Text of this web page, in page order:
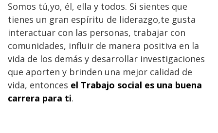
Somos tú,yo, él, ella y todos. Si sientes que
tienes un gran espíritu de liderazgo,te gusta
interactuar con las personas, trabajar con
comunidades, influir de manera positiva en la
vida de los demás y desarrollar investigaciones
que aporten y brinden una mejor calidad de
vida, entonces el Trabajo social es una buena
carrera para ti.